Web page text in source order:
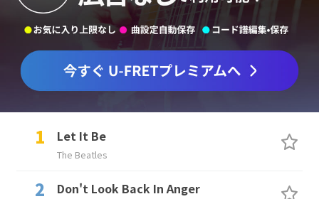
Let It Be
The Beatles
Don't Look Back In Anger